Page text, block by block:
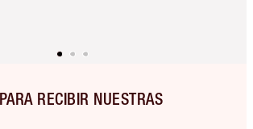
RECIBIR NUESTRAS